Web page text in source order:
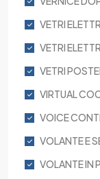
VETRI
VETRI
VETRI
VIRTUAL
VOICE
VOLANTE E
VOLANTE IN